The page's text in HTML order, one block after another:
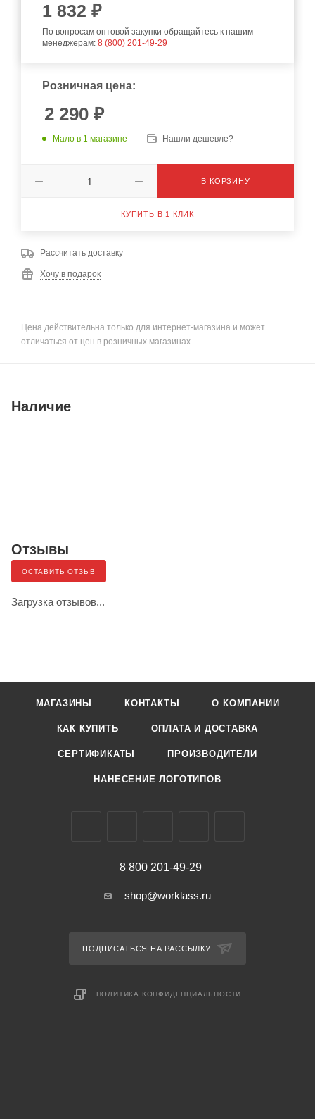
1 832 ₽
По вопросам оптовой закупки обращайтесь к нашим
менеджерам: 8 (800) 201-49-29
Розничная цена:
2 290 ₽
Мало в 1 магазине Нашли дешевле?
В КОРЗИНУ
КУПИТЬ В 1 КЛИК
Рассчитать доставку
Хочу в подарок
Цена действительна только для интернет-магазина и может
отличаться от цен в розничных магазинах
Наличие
Отзывы
ОСТАВИТЬ ОТЗЫВ
Загрузка отзывов...
МАГАЗИНЫ КОНТАКТЫ О КОМПАНИИ
КАК КУПИТЬ ОПЛАТА И ДОСТАВКА
СЕРТИФИКАТЫ ПРОИЗВОДИТЕЛИ
НАНЕСЕНИЕ ЛОГОТИПОВ
8 800 201-49-29
shop@worklass.ru
ПОДПИСАТЬСЯ НА РАССЫЛКУ
ПОЛИТИКА КОНФИДЕНЦИАЛЬНОСТИ